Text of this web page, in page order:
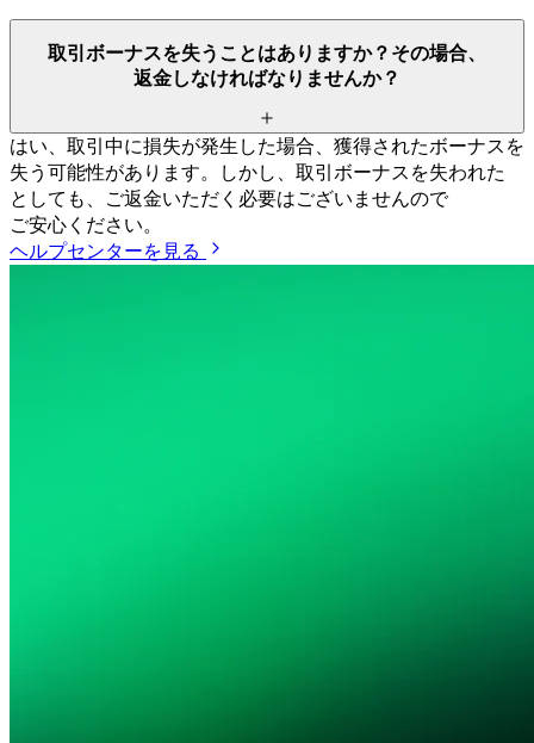
取引ボーナスを失う ことはありますか？ その場合、
返金しなければなりませんか？
はい、 取引中に損失が発生した場合、 獲得されたボーナスを
失う 可能性があります。 しかし、 取引ボーナスを失われた
としても、 ご返金いただく 必要はございませんので
ご安心ください。
ヘルプセンターを見る